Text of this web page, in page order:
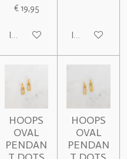
€ 19,95
In winkelwagen In
HOOPS
OVAL
PENDAN
HOOPS
OVAL
PENDAN